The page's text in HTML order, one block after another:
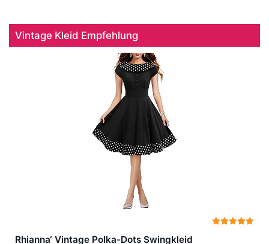
Vintage Kleid Empfehlung
Rhianna‘ Vintage Polka-Dots Swingkleid